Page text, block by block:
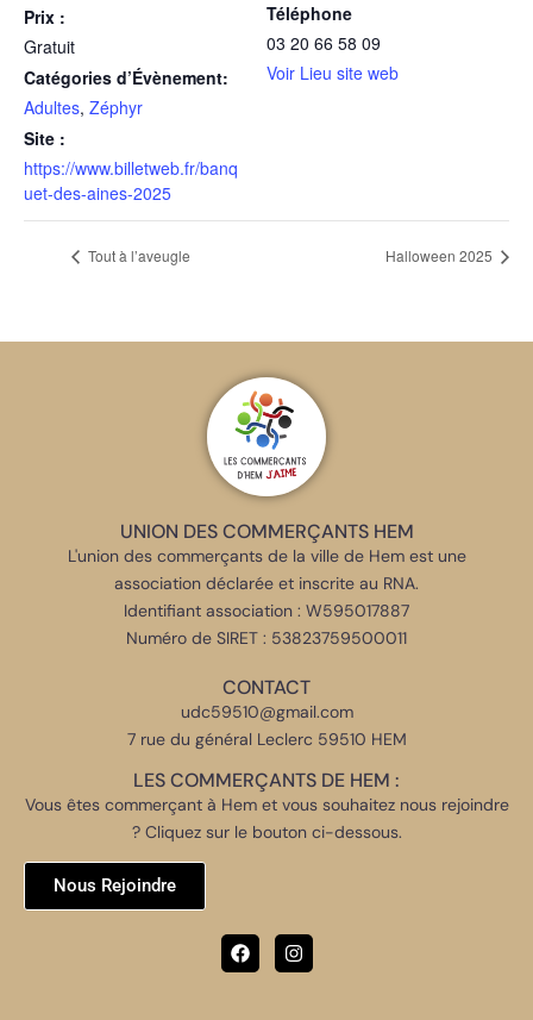
Prix :
Gratuit
Catégories d’Évènement:
Adultes, Zéphyr
Site :
https://www.billetweb.fr/banq
uet-des-aines-2025
Téléphone
03 20 66 58 09
Voir Lieu site web
Tout à l’aveugle Halloween 2025
UNION DES COMMERÇANTS HEM
L'union des commerçants de la ville de Hem est une
association déclarée et inscrite au RNA.
Identifiant association : W595017887
Numéro de SIRET : 53823759500011
CONTACT
udc59510@gmail.com
7 rue du général Leclerc 59510 HEM
LES COMMERÇANTS DE HEM :
Vous êtes commerçant à Hem et vous souhaitez nous rejoindre
? Cliquez sur le bouton ci-dessous.
Nous Rejoindre